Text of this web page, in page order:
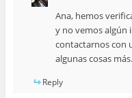
Ana, hemos
y no vemos algún
contactarnos con
algunas cosas
Reply